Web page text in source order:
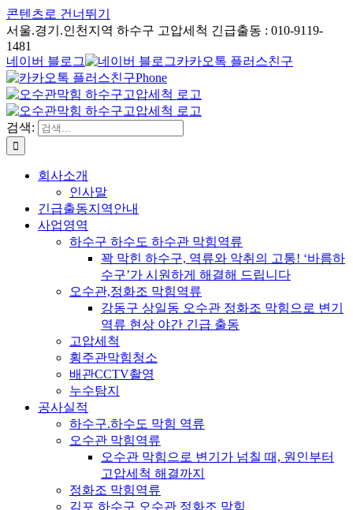
콘텐츠로 건너뛰기
서울.경기.인천지역 하수구 고압세척 긴급출동 : 010-9119-
1481
네이버 블로그
카카오톡 플러스친구
Phone
검색:
회사소개
인사말
긴급출동지역안내
사업영역
하수구 하수도 하수관 막힘역류
꽉 막힌 하수구, 역류와 악취의 고통! ‘바름하
수구’가 시원하게 해결해 드립니다
오수관,정화조 막힘역류
강동구 상일동 오수관 정화조 막힘으로 변기
역류 현상 야간 긴급 출동
고압세척
횡주관막힘청소
배관CCTV촬영
누수탐지
공사실적
하수구.하수도 막힘 역류
오수관 막힘역류
오수관 막힘으로 변기가 넘칠 때, 원인부터
고압세척 해결까지
정화조 막힘역류
김포 하수구 오수관 정화조 막힘